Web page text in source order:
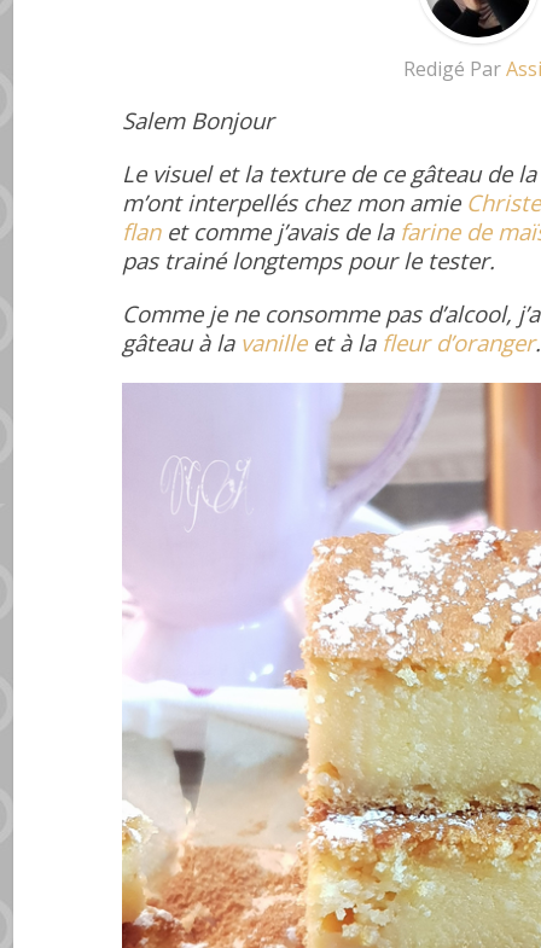
Redigé Par
Salem Bonjour
Le visuel et la texture de ce gâteau de
m’ont interpellés chez mon amie
flanet comme j’avais de la farine de
pas trainé longtemps pour le tester.
Comme je ne consomme pas d’alcool,
gâteau à la vanilleet à la fleur d’oranger.